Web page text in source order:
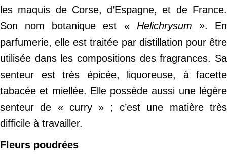
les maquis de Corse, d’Espagne, et de France.
Son nom botanique est « Helichrysum ». En
parfumerie, elle est traitée par distillation pour être
utilisée dans les compositions des fragrances. Sa
senteur est très épicée, liquoreuse, à facette
tabacée et miellée. Elle possède aussi une légère
senteur de « curry » ; c’est une matière très
difficile à travailler.
Fleurs poudrées